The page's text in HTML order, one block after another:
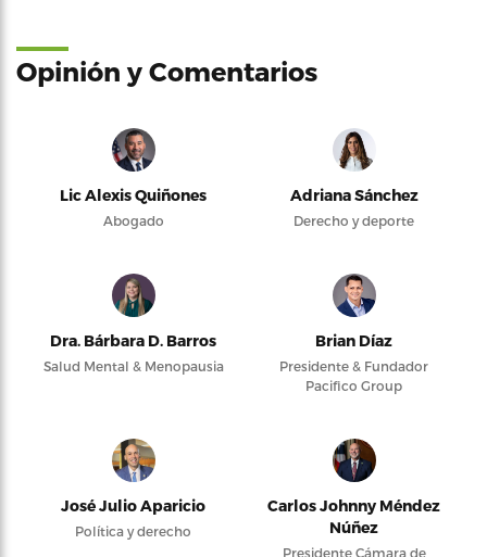
Opinión y Comentarios
Lic Alexis Quiñones
Abogado
Adriana Sánchez
Derecho y deporte
Dra. Bárbara D. Barros
Salud Mental & Menopausia
Brian Díaz
Presidente & Fundador
Pacifico Group
José Julio Aparicio
Política y derecho
Carlos Johnny Méndez
Núñez
Presidente Cámara de